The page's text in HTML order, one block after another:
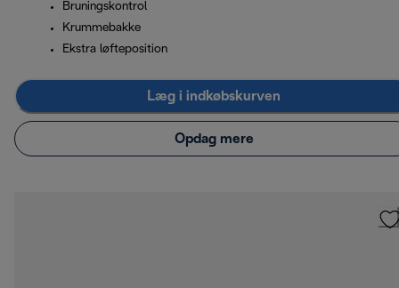
Bruningskontrol
Krummebakke
Ekstra løfteposition
Læg i indkøbskurven
Opdag mere